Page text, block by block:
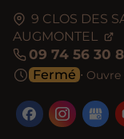
9 CLOS DES
AUGMONTEL
09 74 56 30
Fermé ⋅